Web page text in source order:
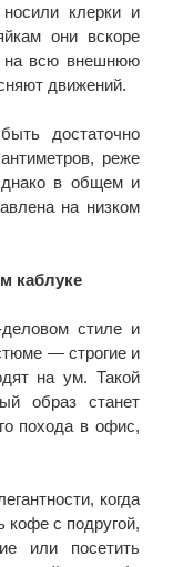
клерки и
они вскоре
на всю внешнюю
движений.
достаточно
реже
в общем и
на низком
каблуке
стиле и
— строгие и
на ум. Такой
образ станет
похода в офис,
когда
с подругой,
или посетить